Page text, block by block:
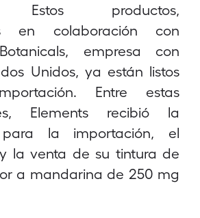
Estos productos,
en colaboración con
empresa con
Unidos, ya están listos
Entre estas
Elements recibió la
para la importación, el
la venta de su tintura de
a mandarina de 250 mg